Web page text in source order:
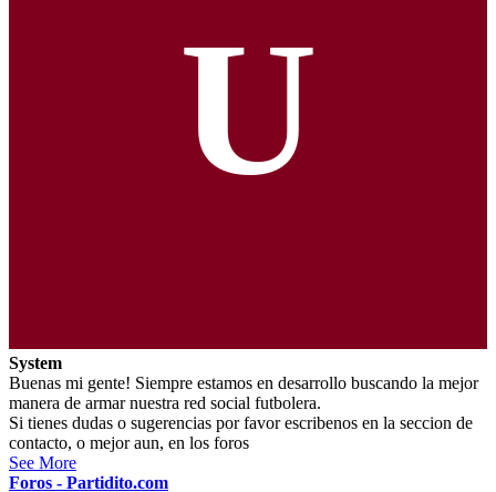
U
System
Buenas mi gente! Siempre estamos en desarrollo buscando la mejor
manera de armar nuestra red social futbolera.
Si tienes dudas o sugerencias por favor escribenos en la seccion de
contacto, o mejor aun, en los foros
See More
Foros - Partidito.com